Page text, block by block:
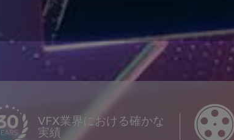
VFX業界における確かな
実績